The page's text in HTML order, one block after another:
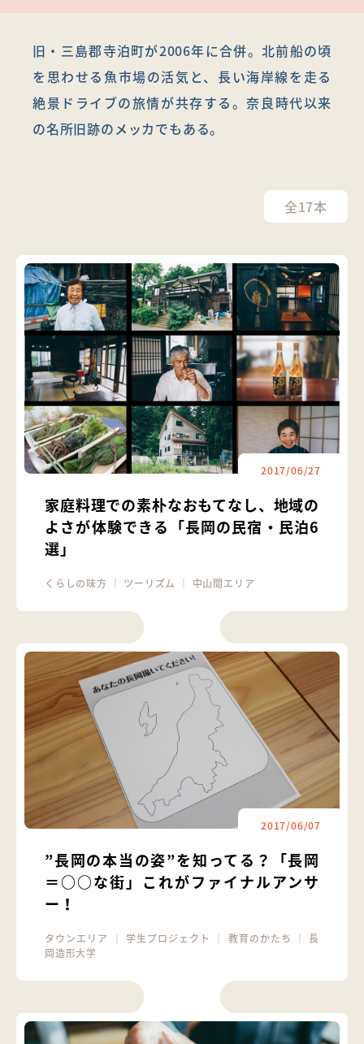
旧・三島郡寺泊町が2006年に合併。北前船の頃
を思わせる魚市場の活気と、長い海岸線を走る
絶景ドライブの旅情が共存する。奈良時代以来
の名所旧跡のメッカでもある。
全17本
2017/06/27
家庭料理での素朴なおもてなし、地域の
よさが体験できる「長岡の民宿・民泊6
選」
くらしの味方 ｜ ツーリズム ｜ 中山間エリア
2017/06/07
”長岡の本当の姿”を知ってる？「長岡
＝○○な街」これがファイナルアンサ
ー！
タウンエリア 学生プロジェクト 教育のかたち ｜長
岡造形大学